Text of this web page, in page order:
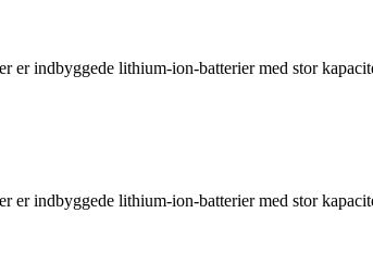
indbyggede lithium-ion-batterier med stor
indbyggede lithium-ion-batterier med stor